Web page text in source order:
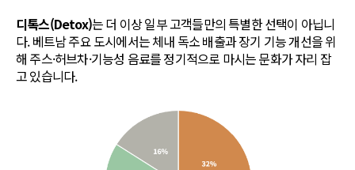
디톡스(Detox)는 더 이상 일부 고객들만의 특별한 선택이 아닙니
다. 베트남 주요 도시에서는 체내 독소 배출과 장기 기능 개선을 위
해 주스·허브차·기능성 음료를 정기적으로 마시는 문화가 자리 잡
고 있습니다.